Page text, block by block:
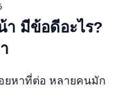
มีข้อดีอะไร?
ยหาที่ต่อ หลายคนมัก